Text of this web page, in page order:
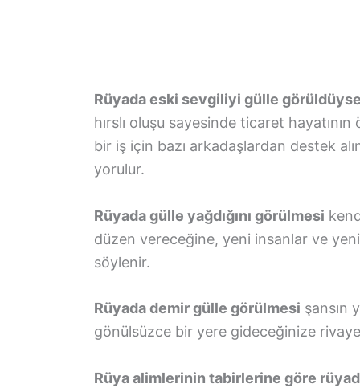
Rüyada eski sevgiliyi gülle görüldüyse
hırslı oluşu sayesinde ticaret
bir iş için bazı arkadaşlardan destek
yorulur.
Rüyada gülle yağdığını görülmesi
düzen vereceğine, yeni insanlar ve
söylenir.
Rüyada demir gülle görülmesi şansın
gönülsüzce bir yere gideceğinize
Rüya alimlerinin tabirlerine göre